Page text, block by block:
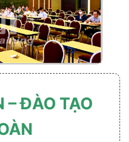
– ĐÀO TẠO